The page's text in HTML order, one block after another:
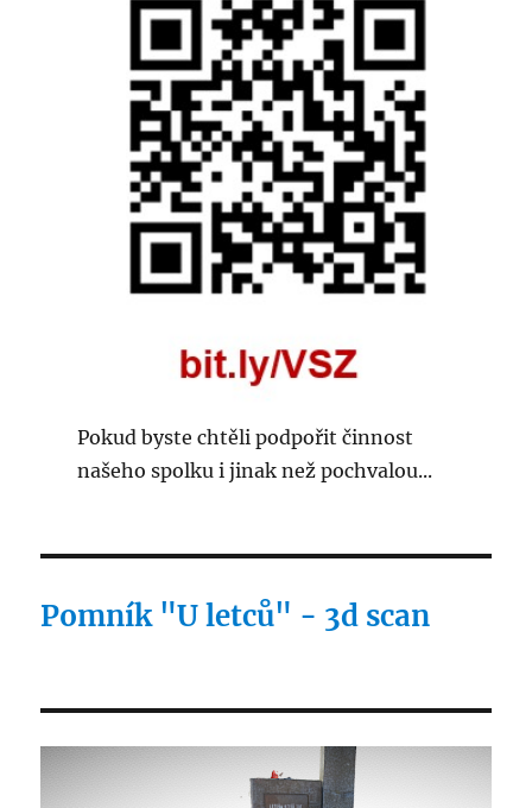
Pokud byste chtěli podpořit činnost
našeho spolku i jinak než pochvalou...
Pomník "U letců" - 3d scan